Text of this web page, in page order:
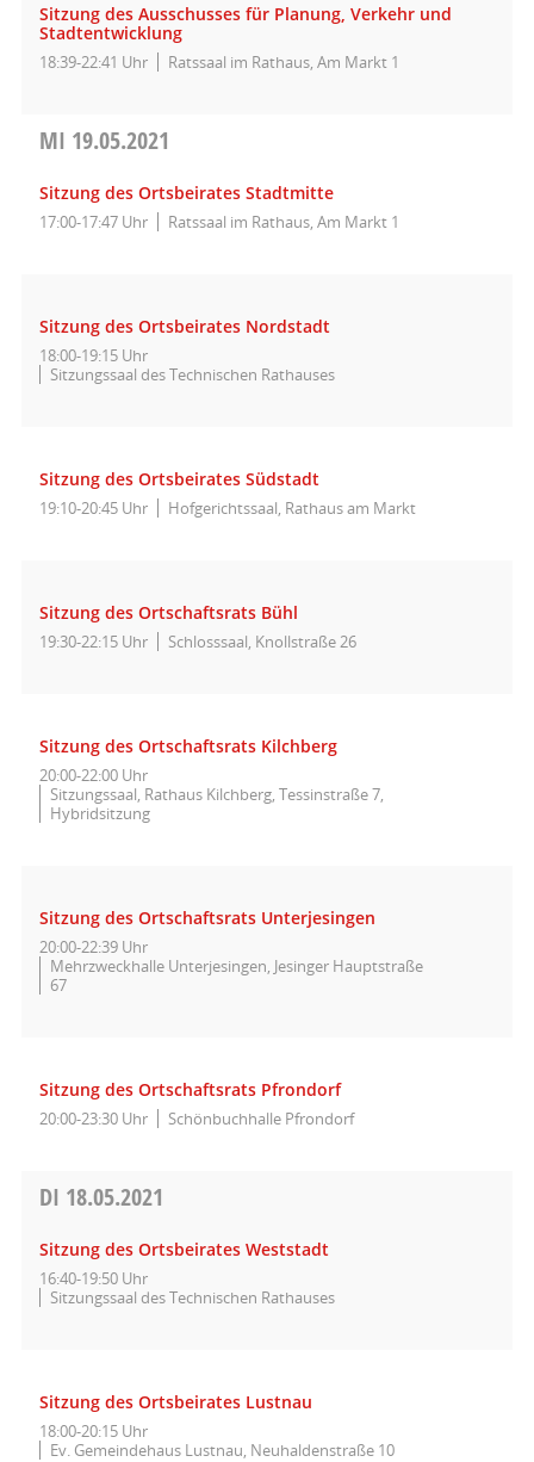
Sitzung des Ausschusses für Planung, Verkehr und
Stadtentwicklung
18:39-22:41 Uhr Ratssaal im Rathaus, Am Markt 1
MI 19.05.2021
Sitzung des Ortsbeirates Stadtmitte
17:00-17:47 Uhr Ratssaal im Rathaus, Am Markt 1
Sitzung des Ortsbeirates Nordstadt
18:00-19:15 Uhr
Sitzungssaal des Technischen Rathauses
Sitzung des Ortsbeirates Südstadt
19:10-20:45 Uhr Hofgerichtssaal, Rathaus am Markt
Sitzung des Ortschaftsrats Bühl
19:30-22:15 Uhr Schlosssaal, Knollstraße 26
Sitzung des Ortschaftsrats Kilchberg
20:00-22:00 Uhr
Sitzungssaal, Rathaus Kilchberg, Tessinstraße 7,
Hybridsitzung
Sitzung des Ortschaftsrats Unterjesingen
20:00-22:39 Uhr
Mehrzweckhalle Unterjesingen, Jesinger Hauptstraße
67
Sitzung des Ortschaftsrats Pfrondorf
20:00-23:30 Uhr Schönbuchhalle Pfrondorf
DI 18.05.2021
Sitzung des Ortsbeirates Weststadt
16:40-19:50 Uhr
Sitzungssaal des Technischen Rathauses
Sitzung des Ortsbeirates Lustnau
18:00-20:15 Uhr
Ev. Gemeindehaus Lustnau, Neuhaldenstraße 10